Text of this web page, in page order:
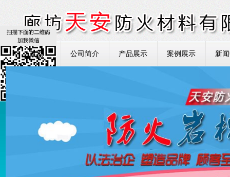
首页 公司简介 产品展示 案例展示 新